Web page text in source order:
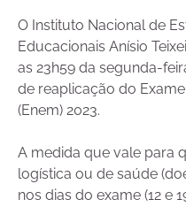
O Instituto Nacional de
Educacionais Anísio
as 23h59 da segunda-
de reaplicação do
(Enem) 2023.
A medida que vale para
logística ou de saúde
nos dias do exame (12 e